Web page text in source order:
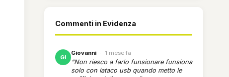
Commenti in Evidenza
GI
Giovanni · 1 mese fa
“Non riesco a farlo funsionare funsiona
solo con lataco usb quando metto le